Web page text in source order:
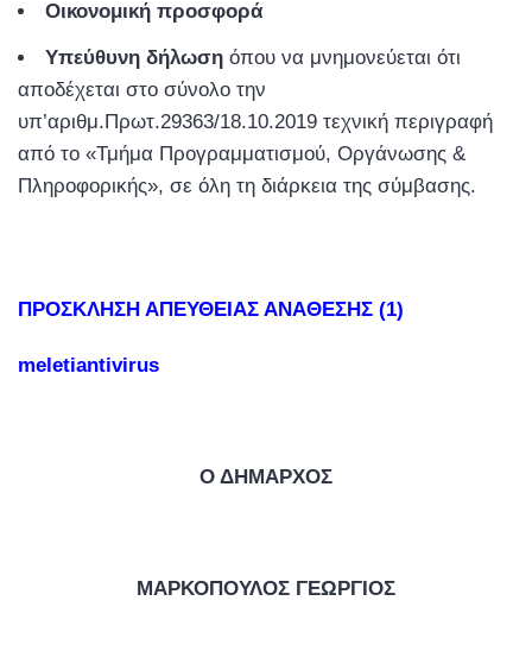
Οικονομική προσφορά
Υπεύθυνη δήλωση όπου να μνημονεύεται ότι
αποδέχεται στο σύνολο την
υπ’αριθμ.Πρωτ.29363/18.10.2019 τεχνική περιγραφή
από το «Τμήμα Προγραμματισμού, Οργάνωσης &
Πληροφορικής», σε όλη τη διάρκεια της σύμβασης.
ΠΡΟΣΚΛΗΣΗ ΑΠΕΥΘΕΙΑΣ ΑΝΑΘΕΣΗΣ (1)
meletiantivirus
Ο ΔΗΜΑΡΧΟΣ
ΜΑΡΚΟΠΟΥΛΟΣ ΓΕΩΡΓΙΟΣ